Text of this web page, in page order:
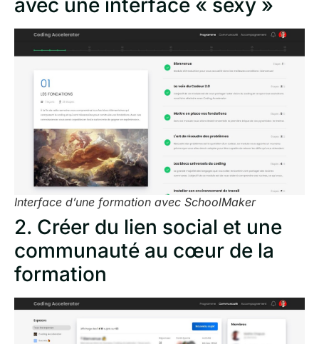
avec une interface « sexy »
Interface d’une formation avec SchoolMaker
2. Créer du lien social et une
communauté au cœur de la
formation